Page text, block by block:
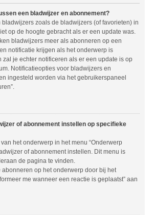
een bladwijzer en abonnement?
bladwijzers zoals de bladwijzers (of favorieten) in
op de hoogte gebracht als er een update was.
bladwijzers meer als abonneren op een
notificatie krijgen als het onderwerp is
zal je echter notificeren als er een update is op
Notificatieopties voor bladwijzers en
ingesteld worden via het gebruikerspaneel
of abonnement instellen op specifieke
het onderwerp in het menu “Onderwerp
of abonnement instellen. Dit menu is
de pagina te vinden.
abonneren op het onderwerp door bij het
me wanneer een reactie is geplaatst” aan